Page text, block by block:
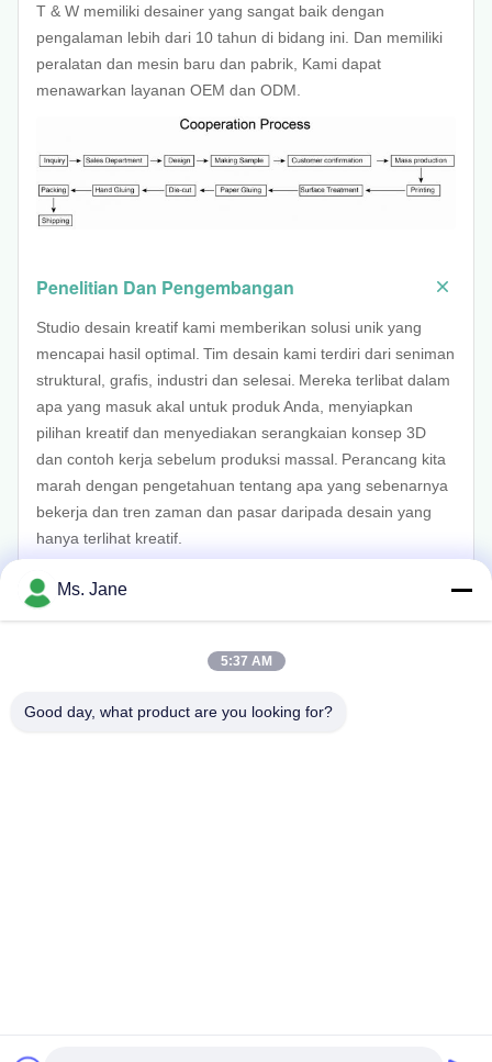
T & W memiliki desainer yang sangat baik dengan
pengalaman lebih dari 10 tahun di bidang ini. Dan memiliki
peralatan dan mesin baru dan pabrik, Kami dapat
menawarkan layanan OEM dan ODM.
Penelitian Dan Pengembangan
Studio desain kreatif kami memberikan solusi unik yang
mencapai hasil optimal. Tim desain kami terdiri dari seniman
struktural, grafis, industri dan selesai. Mereka terlibat dalam
apa yang masuk akal untuk produk Anda, menyiapkan
pilihan kreatif dan menyediakan serangkaian konsep 3D
dan contoh kerja sebelum produksi massal. Perancang kita
marah dengan pengetahuan tentang apa yang sebenarnya
bekerja dan tren zaman dan pasar daripada desain yang
hanya terlihat kreatif.
Kami berdedikasi untuk melebihi harapan klien kami dan
memenuhi batasan anggaran mereka.
Ms. Jane
5:37 AM
Good day, what product are you looking for?